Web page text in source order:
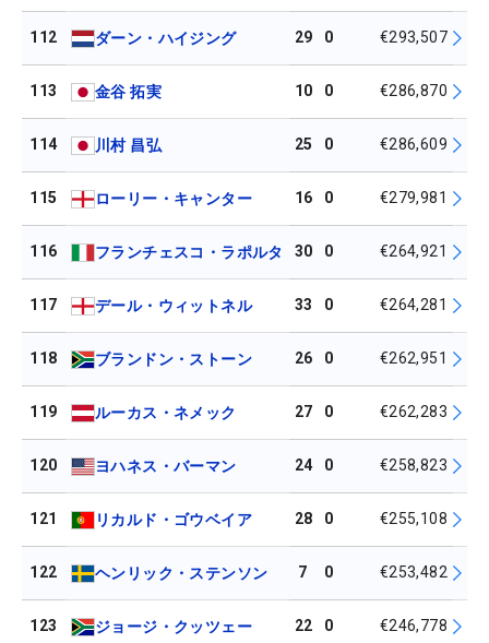
112 ダーン・ハイジング 29 0 €293,507
113 金谷 拓実 10 0 €286,870
114 川村 昌弘 25 0 €286,609
115 ローリー・キャンター 16 0 €279,981
116 フランチェスコ・ラポルタ 30 0 €264,921
117 デール・ウィットネル 33 0 €264,281
118 ブランドン・ストーン 26 0 €262,951
119 ルーカス・ネメック 27 0 €262,283
120 ヨハネス・バーマン 24 0 €258,823
121 リカルド・ゴウベイア 28 0 €255,108
122 ヘンリック・ステンソン 7 0 €253,482
123 ジョージ・クッツェー 22 0 €246,778